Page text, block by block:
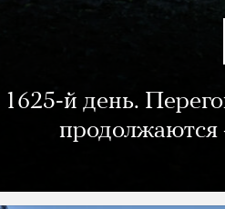
1625-й день.